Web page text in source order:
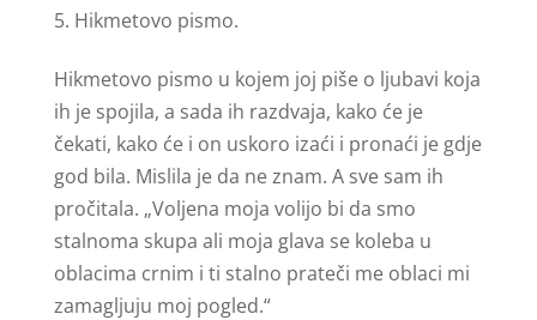
Hikmetovo pismo.
Hikmetovo pismo u kojem joj piše o ljubavi koja
ih je spojila, a sada ih razdvaja, kako će je
čekati, kako će i on uskoro izaći i pronaći je gdje
god bila. Mislila je da ne znam. A sve sam ih
pročitala. „Voljena moja volijo bi da smo
stalnoma skupa ali moja glava se koleba u
oblacima crnim i ti stalno prateči me oblaci mi
zamagljuju moj pogled.“